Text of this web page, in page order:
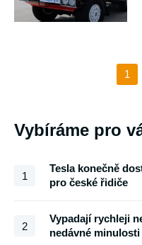
1
Vybíráme pro
1
Tesla konečně
pro české řidiče
2
Vypadají rychleji
nedávné minulosti